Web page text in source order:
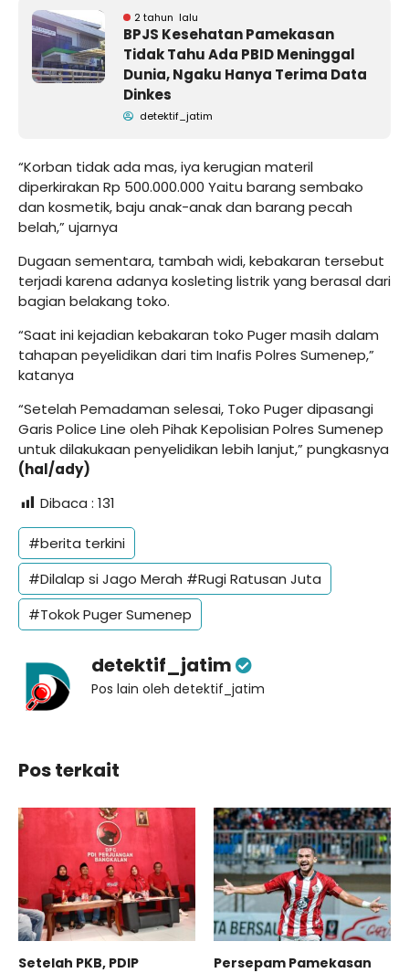
2 tahun lalu
BPJS Kesehatan Pamekasan
Tidak Tahu Ada PBID Meninggal
Dunia, Ngaku Hanya Terima Data
Dinkes
detektif_jatim
“Korban tidak ada mas, iya kerugian materil
diperkirakan Rp 500.000.000 Yaitu barang sembako
dan kosmetik, baju anak-anak dan barang pecah
belah,” ujarnya
Dugaan sementara, tambah widi, kebakaran tersebut
terjadi karena adanya kosleting listrik yang berasal dari
bagian belakang toko.
“Saat ini kejadian kebakaran toko Puger masih dalam
tahapan peyelidikan dari tim Inafis Polres Sumenep,”
katanya
“Setelah Pemadaman selesai, Toko Puger dipasangi
Garis Police Line oleh Pihak Kepolisian Polres Sumenep
untuk dilakukaan penyelidikan lebih lanjut,” pungkasnya
(hal/ady)
Dibaca : 131
#berita terkini
#Dilalap si Jago Merah #Rugi Ratusan Juta
#Tokok Puger Sumenep
detektif_jatim
Pos lain oleh detektif_jatim
Pos terkait
Setelah PKB, PDIP
Persepam Pamekasan